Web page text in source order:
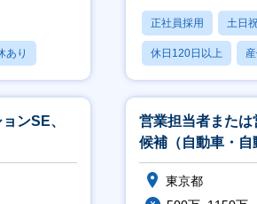
あり
正社員採用 土日
休日120日以上
月残業20時間以内
ンSE、
営業担当者また
候補（自動車・自
け）【産業_15】
東京都